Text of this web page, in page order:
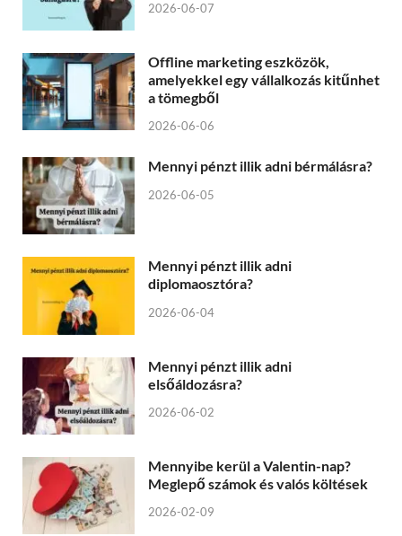
2026-06-07
Offline marketing eszközök,
amelyekkel egy vállalkozás kitűnhet
a tömegből
2026-06-06
Mennyi pénzt illik adni bérmálásra?
2026-06-05
Mennyi pénzt illik adni
diplomaosztóra?
2026-06-04
Mennyi pénzt illik adni
elsőáldozásra?
2026-06-02
Mennyibe kerül a Valentin-nap?
Meglepő számok és valós költések
2026-02-09